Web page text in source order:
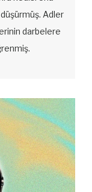
Adler
darbelere